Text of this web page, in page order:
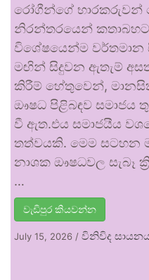
රෝගීන්ගේ භාරකරුවන්
නිරන්තරයෙන්
විශේෂයෙන්ම වර්තමාන
මඟින් සිදුවන ඇතැම්
කිරීම් හේතුවෙන්,
ඖෂධ පිළිබඳව සමාජය
වී ඇත.එය සමාජයීය
තත්වයකි. මෙම සටහන
නාශක ඖෂධවල සැබෑ
…
වැඩිපුර කියවන්න
July 15, 2026 / විනිවිද